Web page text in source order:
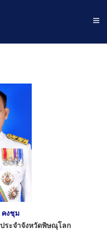
งชุม
ระจำจังหวัดพิษณุโลก